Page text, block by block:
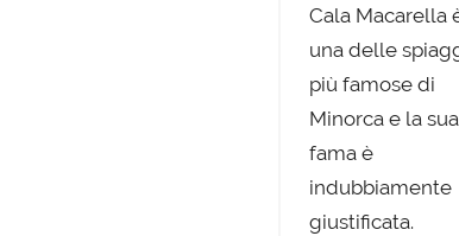
Cala Macarella
una delle
più famose di
Minorca e la sua
fama è
indubbiamente
giustificata.